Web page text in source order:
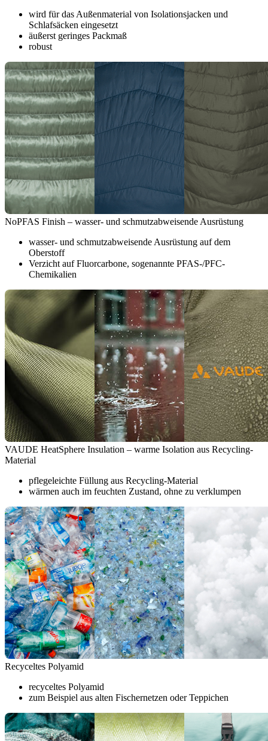
wird für das Außenmaterial von Isolationsjacken und
Schlafsäcken eingesetzt
äußerst geringes Packmaß
robust
NoPFAS Finish – wasser- und schmutzabweisende Ausrüstung
wasser- und schmutzabweisende Ausrüstung auf dem
Oberstoff
Verzicht auf Fluorcarbone, sogenannte PFAS-/PFC-
Chemikalien
VAUDE HeatSphere Insulation – warme Isolation aus Recycling-
Material
pflegeleichte Füllung aus Recycling-Material
wärmen auch im feuchten Zustand, ohne zu verklumpen
Recyceltes Polyamid
recyceltes Polyamid
zum Beispiel aus alten Fischernetzen oder Teppichen